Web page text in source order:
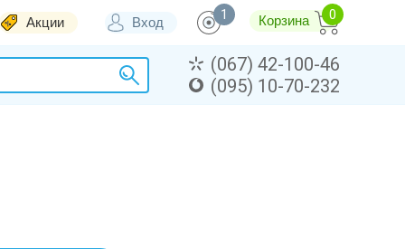
Акции Вход 1 Корзина
(067) 42-100-46
(095) 10-70-232